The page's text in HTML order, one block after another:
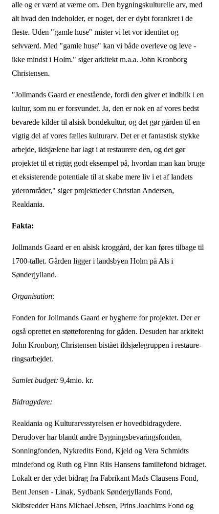
alle og er værd at værne om. Den bygningskulturelle arv, med
alt hvad den indeholder, er noget, der er dybt forankret i de
fleste. Uden "gamle huse" mister vi let vor identitet og
selvværd. Med "gamle huse" kan vi både overleve og leve -
ikke mindst i Holm." siger arkitekt m.a.a. John Kronborg
Christensen.
"Jollmands Gaard er enestående, fordi den giver et indblik i en
kultur, som nu er forsvun­det. Ja, den er nok en af vores bedst
bevarede kilder til alsisk bondekultur, og det gør går­den til en
vigtig del af vores fælles kulturarv. Det er et fantastisk stykke
arbejde, ildsjælene har lagt i at restaurere den, og det gør
projektet til et rigtig godt eksempel på, hvordan man kan bruge
et eksisterende potentiale til at skabe mere liv i et af landets
yderområder," si­ger projektleder Christian Andersen,
Realdania.
Fakta:
Jollmands Gaard er en alsisk kroggård, der kan føres tilbage til
1700-tallet. Gården ligger i landsbyen Holm på Als i
Sønderjylland.
Organisation:
Fonden for Jollmands Gaard er bygherre for projektet. Der er
også oprettet en støttefor­ening for gåden. Desuden har arkitekt
John Kronborg Christensen bistået ildsjælegruppen i restaure­
ringsarbejdet.
Samlet budget: 9,4mio. kr.
Bidragydere:
Realdania og Kulturarvsstyrelsen er hovedbidragydere.
Derudover har blandt andre Byg­ningsbevaringsfonden,
Sonningfonden, Nykredits Fond, Kjeld og Vera Schmidts
mindefond og Ruth og Finn Riis Hansens familiefond bidraget.
Lokalt er der ydet bidrag fra Fabrikant Mads Clausens Fond,
Bent Jensen - Linak, Sydbank Sønderjyllands Fond,
Skibsredder Hans Michael Jebsen, Prins Joachims Fond og